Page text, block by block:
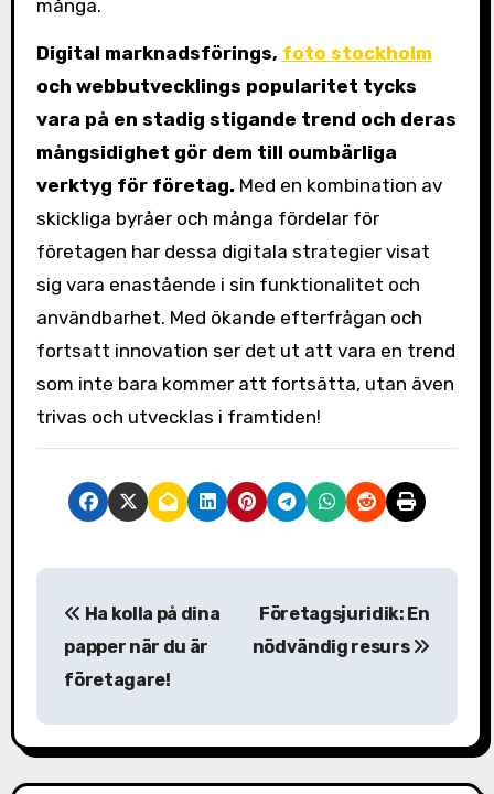
många.
Digital marknadsförings, foto stockholm
och webbutvecklings popularitet tycks
vara på en stadig stigande trend och deras
mångsidighet gör dem till oumbärliga
verktyg för företag. Med en kombination av
skickliga byråer och många fördelar för
företagen har dessa digitala strategier visat
sig vara enastående i sin funktionalitet och
användbarhet. Med ökande efterfrågan och
fortsatt innovation ser det ut att vara en trend
som inte bara kommer att fortsätta, utan även
trivas och utvecklas i framtiden!
I
ä
g
Ha kolla på dina
papper när du är
företagare!
Företagsjuridik: En
nödvändig resurs